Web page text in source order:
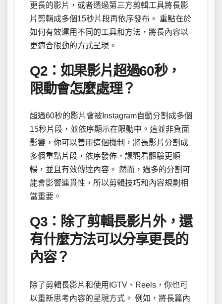
更長的影片，或者透過第三方剪輯工具將長影
片剪輯成多個15秒片段再依序發布。 重點在於
如何有效運用不同的工具和方法，將長內容以
更適合限動的方式呈現。
Q2：如果影片超過60秒，
限動會怎麼處理？
超過60秒的影片會被Instagram自動分割成多個
15秒片段，並依序顯示在限動中。這並非負面
影響，你可以善用這個機制，將長影片分割成
多個重點片段，依序發佈，讓觀看體驗更順
暢，並且有效傳達內容。 然而，過多的分割可
能會影響連貫性，所以剪輯技巧和內容規劃相
當重要。
Q3：除了剪輯長影片外，還
有什麼方法可以分享更長的
內容？
除了剪輯長影片和使用IGTV、Reels，你也可
以重新思考內容的呈現方式。 例如，將長篇內